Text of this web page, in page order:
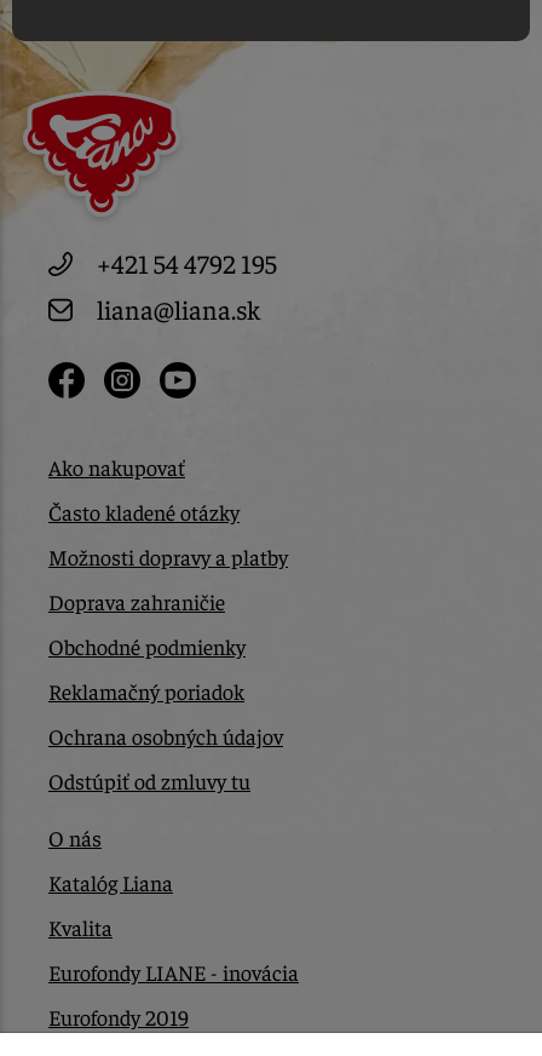
+421 54 4792 195
liana@liana.sk
Ako nakupovať
Často kladené otázky
Možnosti dopravy a platby
Doprava zahraničie
Obchodné podmienky
Reklamačný poriadok
Ochrana osobných údajov
Odstúpiť od zmluvy tu
O nás
Katalóg Liana
Kvalita
Eurofondy LIANE - inovácia
Eurofondy 2019